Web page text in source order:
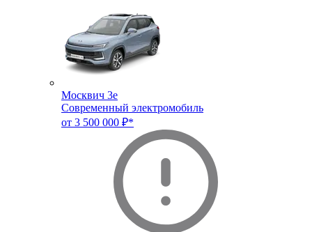
Москвич 3e
Современный электромобиль
от 3 500 000 ₽*